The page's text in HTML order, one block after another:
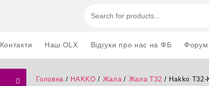
Контакти Наш OLX Відгуки про нас на ФБ Форум
Головна / HAKKO / Жала/ Жала T32 / Hakko T32-